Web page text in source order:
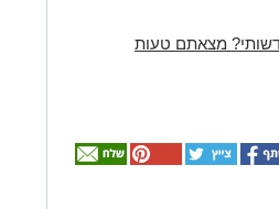
מצאתם טעות